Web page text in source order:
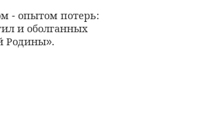
- опытом потерь:
и оболганных
Родины».